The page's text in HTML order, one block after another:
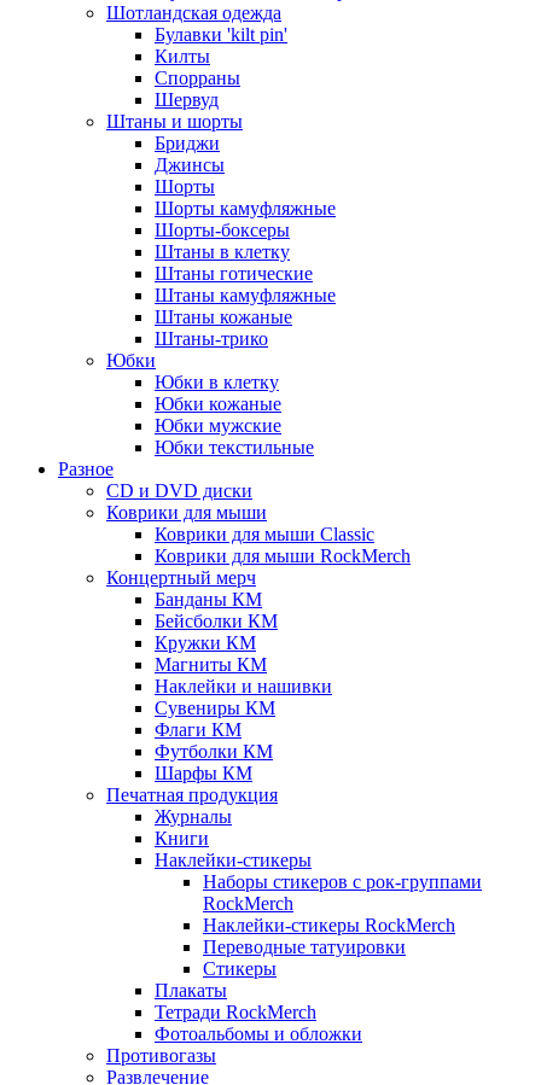
Шотландская одежда
Булавки 'kilt pin'
Килты
Спорраны
Шервуд
Штаны и шорты
Бриджи
Джинсы
Шорты
Шорты камуфляжные
Шорты-боксеры
Штаны в клетку
Штаны готические
Штаны камуфляжные
Штаны кожаные
Штаны-трико
Юбки
Юбки в клетку
Юбки кожаные
Юбки мужские
Юбки текстильные
Разное
CD и DVD диски
Коврики для мыши
Коврики для мыши Classic
Коврики для мыши RockMerch
Концертный мерч
Банданы КМ
Бейсболки КМ
Кружки КМ
Магниты КМ
Наклейки и нашивки
Сувениры КМ
Флаги КМ
Футболки КМ
Шарфы КМ
Печатная продукция
Журналы
Книги
Наклейки-стикеры
Наборы стикеров с рок-группами
RockMerch
Наклейки-стикеры RockMerch
Переводные татуировки
Стикеры
Плакаты
Тетради RockMerch
Фотоальбомы и обложки
Противогазы
Развлечение